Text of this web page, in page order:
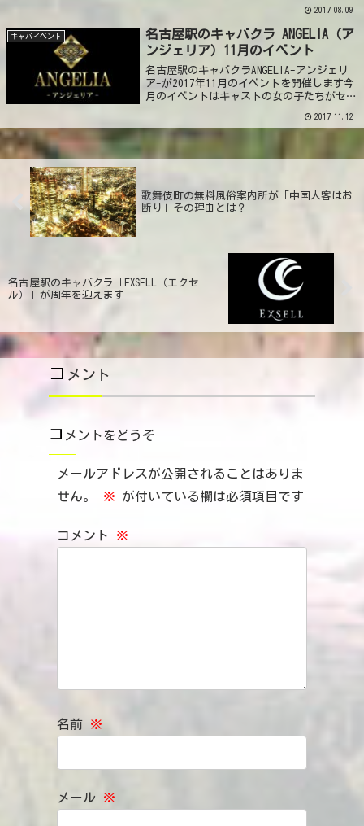
ス姿の女の子たちが、様々な花魁の衣装にコ
スプレしてお客様をお出迎えしま...
2017.08.09
キャバイベント
名古屋駅のキャバクラ ANGELIA（ア
ンジェリア）11月のイベント
名古屋駅のキャバクラANGELIA-アンジェリ
ア-が2017年11月のイベントを開催します今
月のイベントはキャストの女の子たちがセク
お迎えします。普段はドレス姿の女の子たち
のセクシーな姿にドキドキして...
2017.11.12
歌舞伎町の無料風俗案内所が「中国人客はお
断り」その理由とは？
名古屋駅のキャバクラ「EXSELL（エクセ
ル）」が周年を迎えます
コ メント
コ メントをどうぞ
メールアドレスが公開されることはありま
せん。
※ が付いている欄は必須項目です
コメント ※
名前 ※
メール ※